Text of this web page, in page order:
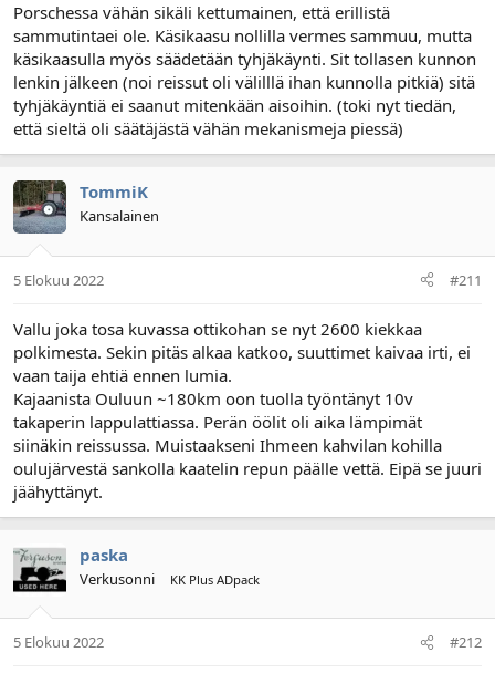
Porschessa vähän sikäli kettumainen, että erillistä
sammutintaei ole. Käsikaasu nollilla vermes sammuu, mutta
käsikaasulla myös säädetään tyhjäkäynti. Sit tollasen kunnon
lenkin jälkeen (noi reissut oli välilllä ihan kunnolla pitkiä) sitä
tyhjäkäyntiä ei saanut mitenkään aisoihin. (toki nyt tiedän,
että sieltä oli säätäjästä vähän mekanismeja piessä)
TommiK
Kansalainen
5 Elokuu 2022 #211
Vallu joka tosa kuvassa ottikohan se nyt 2600 kiekkaa
polkimesta. Sekin pitäs alkaa katkoo, suuttimet kaivaa irti, ei
vaan taija ehtiä ennen lumia.
Kajaanista Ouluun ~180km oon tuolla työntänyt 10v
takaperin lappulattiassa. Perän öölit oli aika lämpimät
siinäkin reissussa. Muistaakseni Ihmeen kahvilan kohilla
oulujärvestä sankolla kaatelin repun päälle vettä. Eipä se juuri
jäähyttänyt.
paska
Verkusonni KK Plus ADpack
5 Elokuu 2022 #212